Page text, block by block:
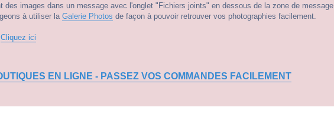
des images dans un message avec l'onglet "Fichiers joints" en dessous de la zone de message.
à utiliser la Galerie Photos de façon à pouvoir retrouver vos photographies facilement.
Cliquez ici
EN LIGNE - PASSEZ VOS COMMANDES FACILEMENT